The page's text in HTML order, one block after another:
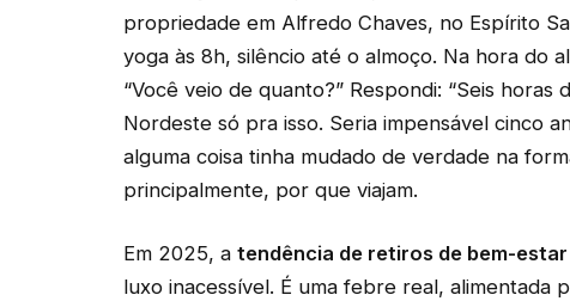
propriedade em Alfredo Chaves, no Espírito
yoga às 8h, silêncio até o almoço. Na hora do
“Você veio de quanto?” Respondi: “Seis horas
Nordeste só pra isso. Seria impensável cinco
alguma coisa tinha mudado de verdade na
principalmente, por que viajam.
Em 2025, a tendência de retiros de bem-
luxo inacessível. É uma febre real, alimentada